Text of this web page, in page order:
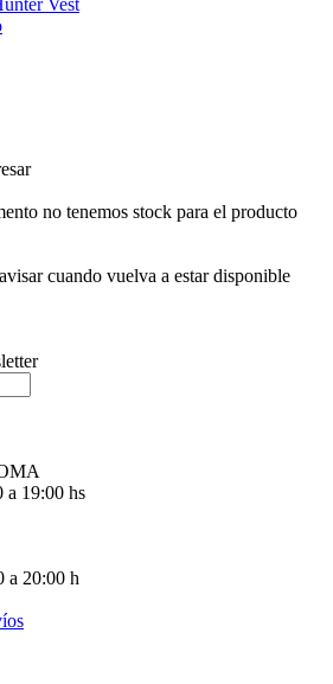
no tenemos stock para el producto
cuando vuelva a estar disponible
a 19:00 hs
a 20:00 h